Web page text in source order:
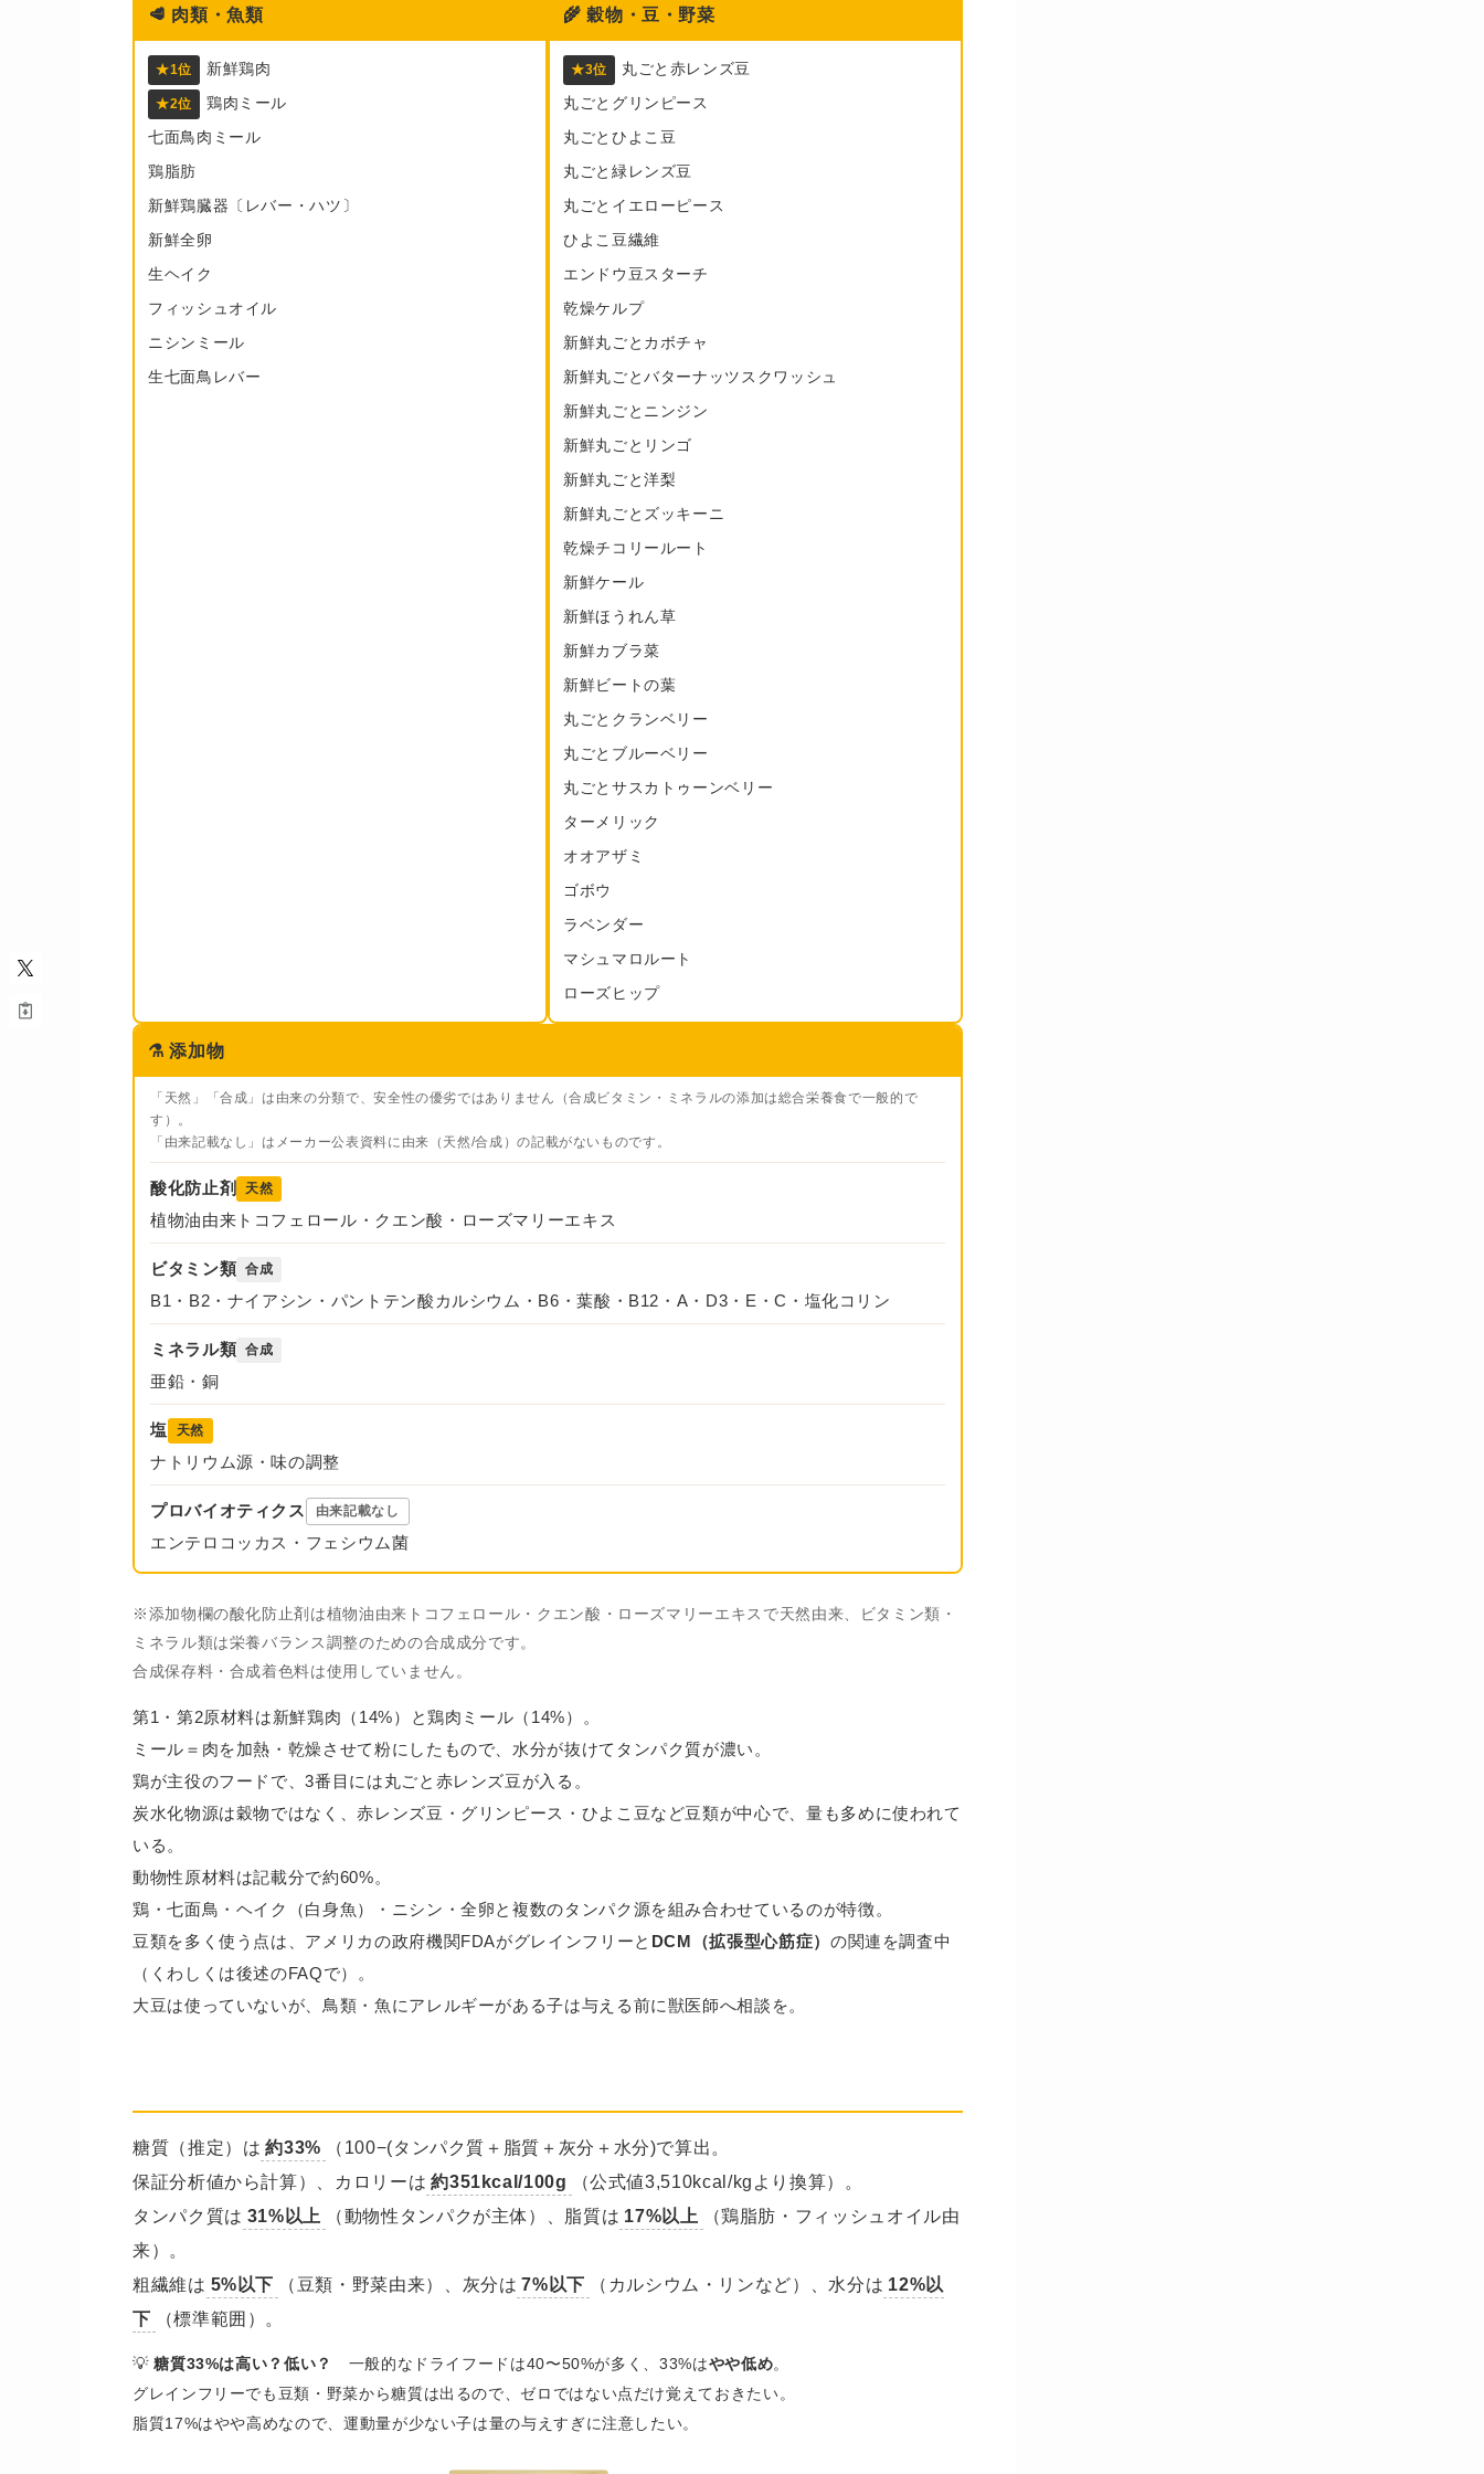
🥩 肉類・魚類
★1位 新鮮鶏肉
★2位
鶏肉ミール
七面鳥肉ミール
鶏脂肪
新鮮鶏臓器〔レバー・ハツ〕
新鮮全卵
生ヘイク
フィッシュオイル
ニシンミール
生七面鳥レバー
🌾 穀物・豆・野菜
★3位
丸ごと赤レンズ豆
丸ごとグリンピース
丸ごとひよこ豆
丸ごと緑レンズ豆
丸ごとイエローピース
ひよこ豆繊維
エンドウ豆スターチ
乾燥ケルプ
新鮮丸ごとカボチャ
新鮮丸ごとバターナッツスクワッシュ
新鮮丸ごとニンジン
新鮮丸ごとリンゴ
新鮮丸ごと洋梨
新鮮丸ごとズッキーニ
乾燥チコリールート
新鮮ケール
新鮮ほうれん草
新鮮カブラ菜
新鮮ビートの葉
丸ごとクランベリー
丸ごとブルーベリー
丸ごとサスカトゥーンベリー
ターメリック
オオアザミ
ゴボウ
ラベンダー
マシュマロルート
ローズヒップ
⚗️ 添加物
「天然」「合成」は由来の分類で、安全性の優劣ではありません（合成ビタミン・ミネラルの添加は総合栄養食で一般的で
す）。
「由来記載なし」はメーカー公表資料に由来（天然/合成）の記載がないものです。
酸化防止剤 天然
植物油由来トコフェロール・クエン酸・ローズマリーエキス
ビタミン類 合成
B1・B2・ナイアシン・パントテン酸カルシウム・B6・葉酸・B12・A・D3・E・C・塩化コリン
ミネラル類 合成
亜鉛・銅
塩 天然
ナトリウム源・味の調整
プロバイオティクス 由来記載なし
エンテロコッカス・フェシウム菌
※添加物欄の酸化防止剤は植物油由来トコフェロール・クエン酸・ローズマリーエキスで天然由来、ビタミン類・
ミネラル類は栄養バランス調整のための合成成分です。
合成保存料・合成着色料は使用していません。
第1・第2原材料は新鮮鶏肉（14%）と鶏肉ミール（14%）。
ミール＝肉を加熱・乾燥させて粉にしたもので、水分が抜けてタンパク質が濃い。
鶏が主役のフードで、3番目には丸ごと赤レンズ豆が入る。
炭水化物源は穀物ではなく、赤レンズ豆・グリンピース・ひよこ豆など豆類が中心で、量も多めに使われて
いる。
動物性原材料は記載分で約60%。
鶏・七面鳥・ヘイク（白身魚）・ニシン・全卵と複数のタンパク源を組み合わせているのが特徴。
豆類を多く使う点は、アメリカの政府機関FDAがグレインフリーと DCM（拡張型心筋症） の関連を調査中
（くわしくは後述のFAQで）。
大豆は使っていないが、鳥類・魚にアレルギーがある子は与える前に獣医師へ相談を。
糖質（推定）は 約33%
（100−(タンパク質＋脂質＋灰分＋水分)で算出。
保証分析値から計算）、カロリーは 約351kcal/100g
（公式値3,510kcal/kgより換算）。
タンパク質は 31%以上 （動物性タンパクが主体）、脂質は 17%以上
（鶏脂肪・フィッシュオイル由
来）。
粗繊維は 5%以下 （豆類・野菜由来）、灰分は 7%以下 （カルシウム・リンなど）、水分は 12%以
下
（標準範囲）。
💡糖質33%は高い？低い？ 一般的なドライフードは40〜50%が多く、33%はやや低め。
グレインフリーでも豆類・野菜から糖質は出るので、ゼロではない点だけ覚えておきたい。
脂質17%はやや高めなので、運動量が少ない子は量の与えすぎに注意したい。